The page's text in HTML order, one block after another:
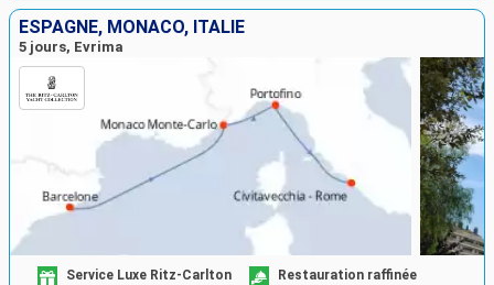
ESPAGNE, MONACO, ITALIE
5 jours, Evrima
Service Luxe Ritz-Carlton
Restauration raffinée